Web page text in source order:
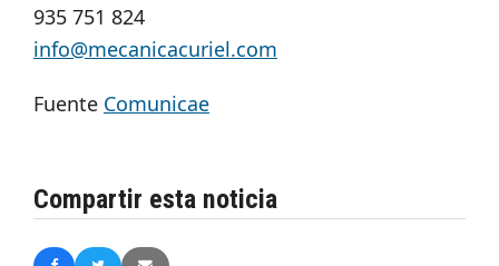
935 751 824
info@mecanicacuriel.com
Fuente Comunicae
Compartir esta noticia